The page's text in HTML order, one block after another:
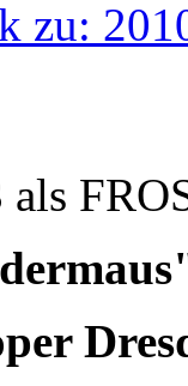
zu:
als